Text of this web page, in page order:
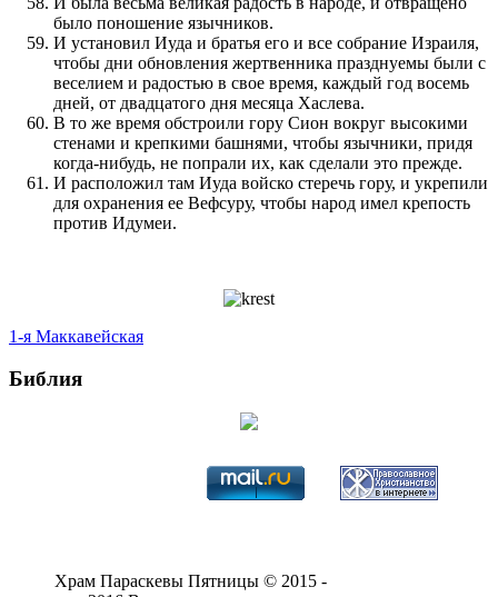
было по­ноше­ние язычников.
И установил Иуда и братья его и все собрание Израиля,
чтобы дни обновле­ния жертвен­ника праз­днуемы были с
веселием и радостью в свое время, каждый год восемь
дней, от двадцатого дня месяца Хаслева.
В то же время обстро­или гору Сион вокруг высокими
стенами и крепкими башнями, чтобы язычники, при­дя
когда-нибудь, не по­прали их, как сделали это пре­жде.
И расположил там Иуда войско стеречь гору, и укрепили
для охране­ния ее Вефсуру, чтобы народ имел крепость
про­тив Идумеи.
1-я Маккавейская
Библия
Храм Параскевы Пятницы © 2015 -